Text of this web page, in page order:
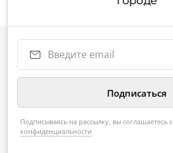
Подписываясь на рассылку, вы соглашаетесь с
конфиденциальности